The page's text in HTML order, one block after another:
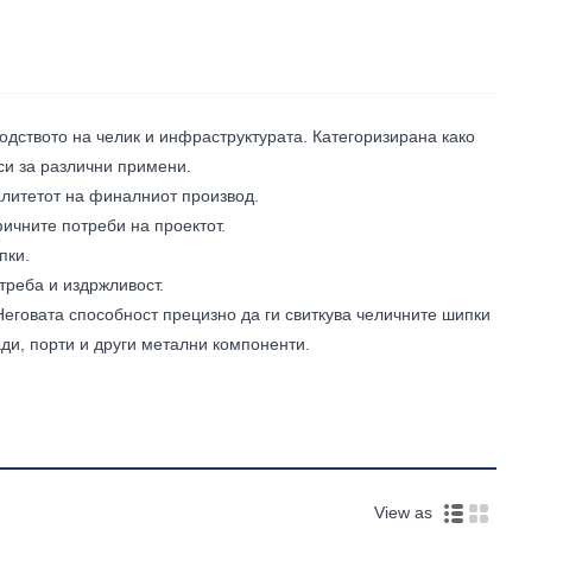
на челик и инфраструктурата. Категоризирана како
за различни примени.
на финалниот производ.
потреби на проектот.
и издржливост.
способност прецизно да ги свиткува челичните шипки
порти и други метални компоненти.
View as